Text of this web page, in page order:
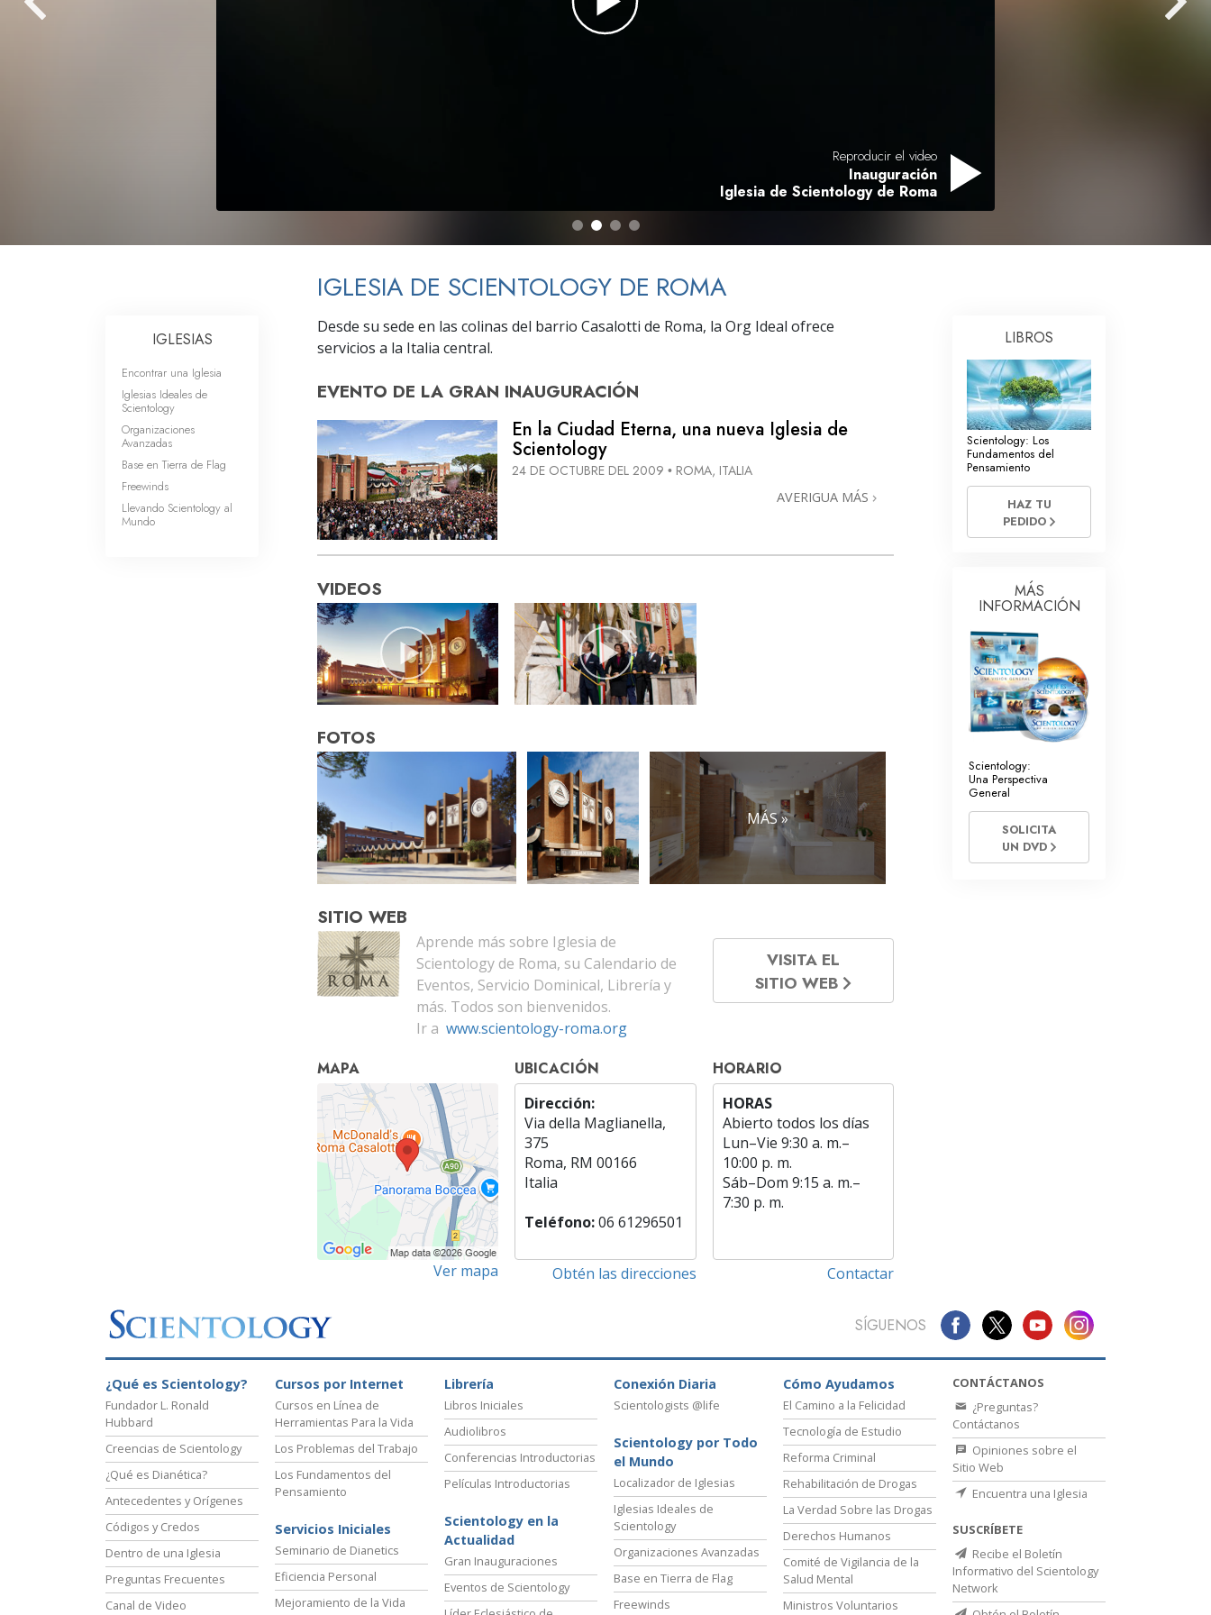
La Causa de la Supresión
Investigaciones
Los Fundamentos de la Organización
La Tecnología de Estudio
La Comunicación
Reproducir el video
Inauguración
Iglesia de Scientology de Roma
IGLESIA DE SCIENTOLOGY DE ROMA
Desde su sede en las colinas del barrio Casalotti de Roma, la Org Ideal ofrece
servicios a la Italia central.
EVENTO DE LA GRAN INAUGURACIÓN
En la Ciudad Eterna, una nueva Iglesia de
Scientology
24 DE OCTUBRE DEL 2009 • ROMA, ITALIA
AVERIGUA MÁS
VIDEOS
FOTOS
MÁS »
SITIO WEB
Aprende más sobre Iglesia de
Scientology de Roma, su Calendario de
Eventos, Servicio Dominical, Librería y
más. Todos son bienvenidos.
Ir a www.scientology-roma.org
VISITA EL
SITIO WEB
MAPA
Ver mapa
UBICACIÓN
Dirección:
Via della Maglianella,
375
Roma, RM 00166
Italia
Teléfono:06 61296501
Obtén las direcciones
HORARIO
HORAS
Abierto todos los días
Lun–Vie 9:30 a. m.–
10:00 p. m.
Sáb–Dom 9:15 a. m.–
7:30 p. m.
Contactar
IGLESIAS
Encontrar una Iglesia
Iglesias Ideales de
Scientology
Organizaciones
Avanzadas
Base en Tierra de Flag
Freewinds
Llevando Scientology al
Mundo
LIBROS
Scientology: Los
Fundamentos del
Pensamiento
HAZ TU
PEDIDO
MÁS
INFORMACIÓN
Scientology:
Una Perspectiva
General
SOLICITA
UN DVD
SÍGUENOS
¿Qué es Scientology?
Fundador L. Ronald
Hubbard
Creencias de Scientology
¿Qué es Dianética?
Antecedentes y Orígenes
Códigos y Credos
Dentro de una Iglesia
Preguntas Frecuentes
Canal de Video
Cursos por Internet
Cursos en Línea de
Herramientas Para la Vida
Los Problemas del Trabajo
Los Fundamentos del
Pensamiento
Servicios Iniciales
Seminario de Dianetics
Eficiencia Personal
Mejoramiento de la Vida
Librería
Libros Iniciales
Audiolibros
Conferencias Introductorias
Películas Introductorias
Scientology en la
Actualidad
Gran Inauguraciones
Eventos de Scientology
Conexión Diaria
Scientologists @life
Scientology por Todo
el Mundo
Localizador de Iglesias
Iglesias Ideales de
Scientology
Organizaciones Avanzadas
Base en Tierra de Flag
Freewinds
Cómo Ayudamos
El Camino a la Felicidad
Tecnología de Estudio
Reforma Criminal
Rehabilitación de Drogas
La Verdad Sobre las Drogas
Derechos Humanos
Comité de Vigilancia de la
Salud Mental
Ministros Voluntarios
CONTÁCTANOS
¿Preguntas?
Contáctanos
Opiniones sobre el
Sitio Web
Encuentra una Iglesia
SUSCRÍBETE
Recibe el Boletín
Informativo del Scientology
Network